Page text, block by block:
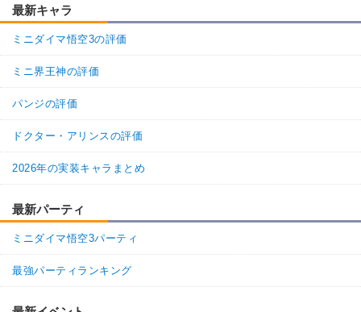
最新キャラ
ミニダイマ悟空3の評価
ミニ界王神の評価
パンジの評価
ドクター・アリンスの評価
2026年の実装キャラまとめ
最新パーティ
ミニダイマ悟空3パーティ
最強パーティランキング